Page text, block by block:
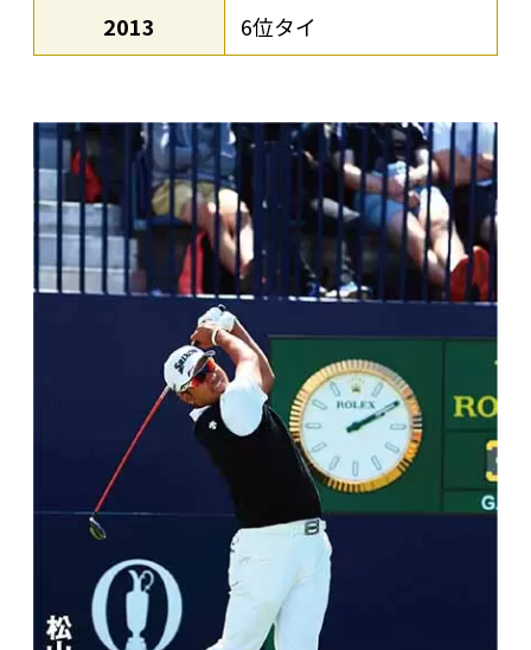
2013 6位タイ